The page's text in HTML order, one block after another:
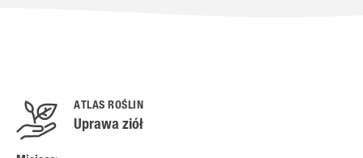
ATLAS ROŚLIN
Uprawa ziół